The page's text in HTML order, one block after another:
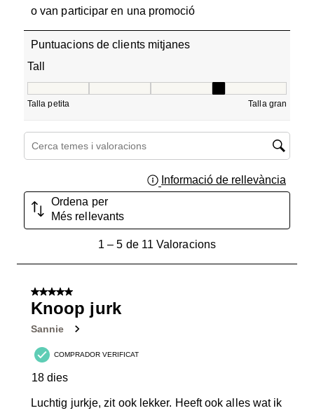
o van participar en una promoció
Puntuacions de clients mitjanes
Tall
Talla petita Talla gran
Cerca temes i valoracions regió de cerca
Informació de rellevància
Ordena per
Més rellevants
Valoracions.
1 – 5 de 11 Valoracions
5 de 5 estrelles.
Knoop jurk
Sannie
COMPRADOR VERIFICAT
18 dies
Luchtig jurkje, zit ook lekker. Heeft ook alles wat ik